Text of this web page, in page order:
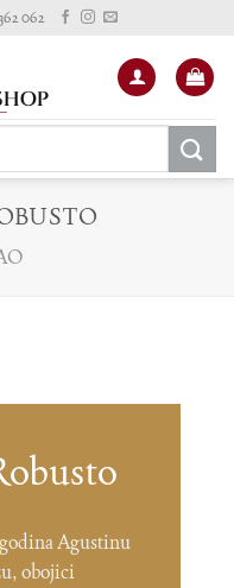
062
Agustinu
obojici